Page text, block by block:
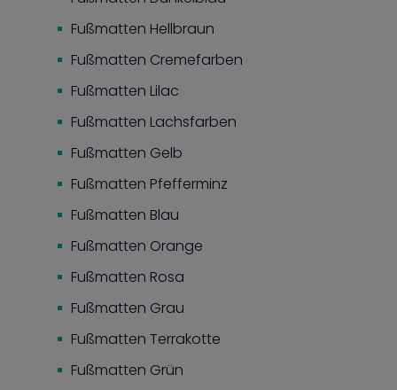
Fußmatten Hellbraun
Fußmatten Cremefarben
Fußmatten Lilac
Fußmatten Lachsfarben
Fußmatten Gelb
Fußmatten Pfefferminz
Fußmatten Blau
Fußmatten Orange
Fußmatten Rosa
Fußmatten Grau
Fußmatten Terrakotte
Fußmatten Grün